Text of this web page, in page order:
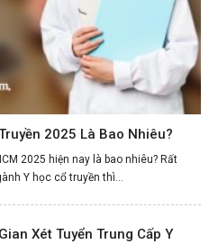
2025 Là Bao Nhiêu?
2025 hiện nay là bao nhiêu? Rất
Y học cổ truyền thì...
Xét Tuyển Trung Cấp Y